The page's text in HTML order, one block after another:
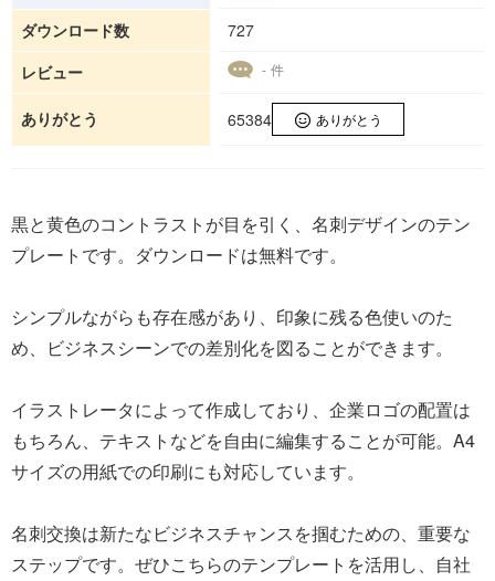
ダウンロード数
727
レビュー
- 件
ありがとう 65384 ありがとう
黒と黄色のコントラストが目を引く、名刺デザインのテン
プレートです。ダウンロードは無料です。
シンプルながらも存在感があり、印象に残る色使いのた
め、ビジネスシーンでの差別化を図ることができます。
イラストレータによって作成しており、企業ロゴの配置は
もちろん、テキストなどを自由に編集することが可能。A4
サイズの用紙での印刷にも対応しています。
名刺交換は新たなビジネスチャンスを掴むための、重要な
ステップです。ぜひこちらのテンプレートを活用し、自社